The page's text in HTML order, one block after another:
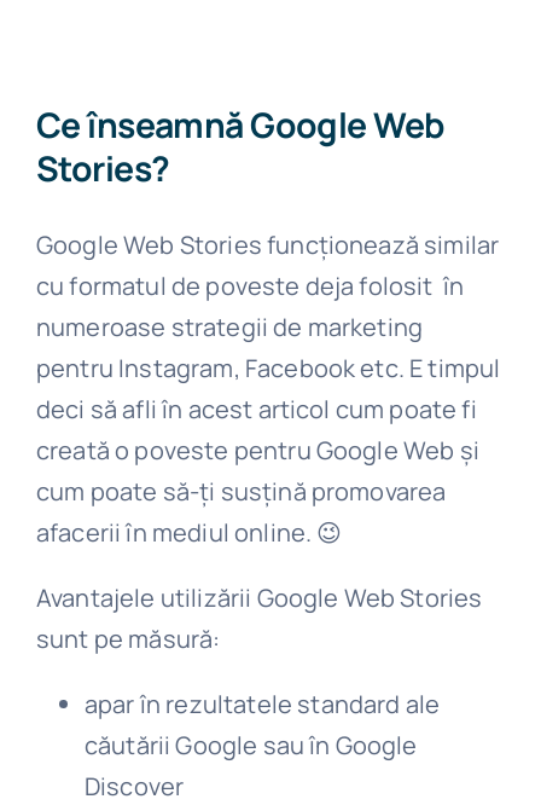
Ce înseamnă Google Web
Stories?
Google Web Stories funcționează similar
cu formatul de poveste deja folosit în
numeroase strategii de marketing
pentru Instagram, Facebook etc. E timpul
deci să afli în acest articol cum poate fi
creată o poveste pentru Google Web și
cum poate să-ți susțină promovarea
afacerii în mediul online. 😉
Avantajele utilizării Google Web Stories
sunt pe măsură:
apar în rezultatele standard ale
căutării Google sau în Google
Discover